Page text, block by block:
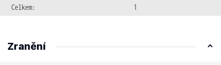
Celkem:
1
Zranění